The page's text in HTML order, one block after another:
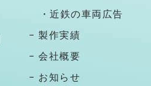
・近鉄の車両広告
− 製作実績
− 会社概要
− お知らせ